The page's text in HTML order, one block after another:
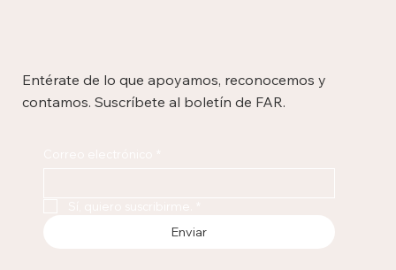
Entérate de lo que apoyamos, reconocemos y
contamos. Suscríbete al boletín de FAR.
Enviar